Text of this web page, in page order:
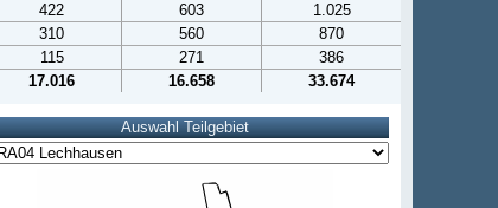
422 603
1.025
310 560
870
115 271
386
17.016 16.658 33.674